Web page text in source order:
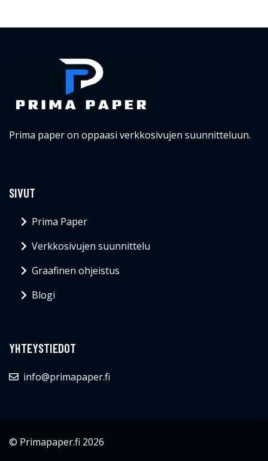
Prima paper on oppaasi verkkosivujen suunnitteluun.
SIVUT
Prima Paper
Verkkosivujen suunnittelu
Graafinen ohjeistus
Blogi
YHTEYSTIEDOT
info@primapaper.fi
© Primapaper.fi 2026